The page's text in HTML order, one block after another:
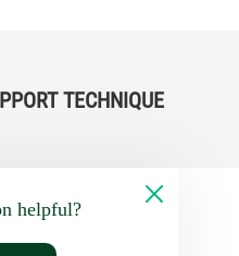
TECHNIQUE
helpful?